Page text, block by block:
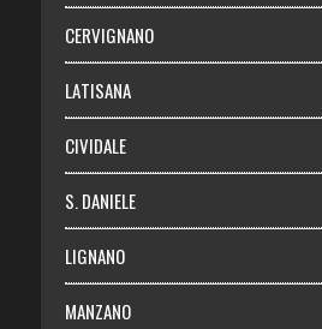
Abbonati
Login
CERVIGNANO
LATISANA
CIVIDALE
S. DANIELE
LIGNANO
MANZANO